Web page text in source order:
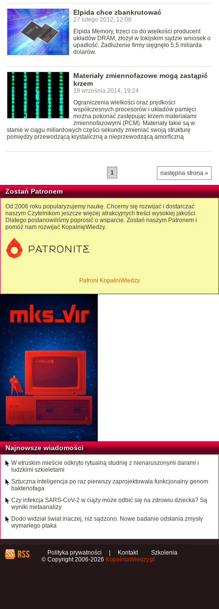
Elpida chce zbankrutować
27 lutego 2012, 12:08
Elpida Memory, trzeci co do wielkości producent
układów DRAM, złożył w tokijskim sądzie wniosek o
upadłość. Zadłużenie firmy sięgnęło 5,5 miliarda
dolarów.
Materiały zmiennofazowe mogą zastąpić
krzem
19 września 2014, 19:24
Ograniczenia wielkości oraz prędkości
współczesnych procesorów i układów pamięci
można pokonać zastępując krzem materiałami
zmiennofazowymi (PCM). Materiały takie są w
stanie w ciągu miliardowych części sekundy zmieniać swoją strukturę
pomiędzy przewodzącą krystaliczną a nieprzewodzącą amorficzną
następna strona »
1
Zostań Patronem
Od 2006 roku popularyzujemy naukę. Chcemy się rozwijać i dostarczać
naszym Czytelnikom jeszcze więcej atrakcyjnych treści wysokiej jakości.
Dlatego postanowiliśmy poprosić o wsparcie. Zostań naszym Patronem i
pomóż nam rozwijać KopalnięWiedzy.
Patroni KopalniWiedzy
Najnowsze wiadomości
W etruskim mieście odkryto rytualną studnię z nienaruszonymi darami i
ludzkimi szkieletami
Sztuczna inteligencja po raz pierwszy zaprojektowała funkcjonalny genom
bakteriofaga
Czy infekcja SARS-CoV-2 w ciąży może odbić się na zdrowiu dziecka? Są
wyniki metaanalizy
Dodo widział świat inaczej, niż sądzono. Nowe badanie odsłania zmysły
wymarłego ptaka
Polityka prywatności | Kontakt
Szkolenia
© Copyright 2006-2026 KopalniaWiedzy.pl